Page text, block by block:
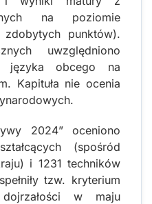
na poziomie
punktów).
uwzględniono
języka obcego na
Kapituła nie ocenia
2024” oceniono
(spośród
i 1231 techników
tzw. kryterium
w maju